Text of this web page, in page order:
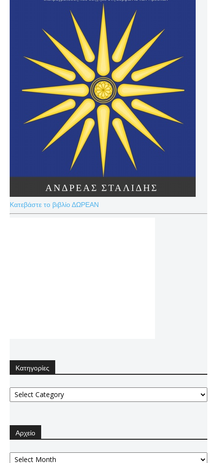
Κατεβάστε το βιβλίο ΔΩΡΕΑΝ
Κατηγορίες
Κατηγορίες
Αρχείο
Αρχείο